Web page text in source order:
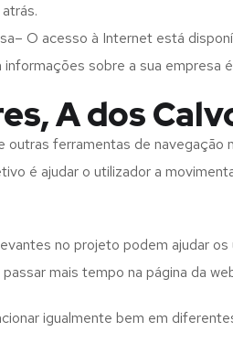
O acesso à Internet está
sobre a sua
A dos
ferramentas de navegação
é ajudar o utilizador a
no projeto podem ajudar
mais tempo na página da
igualmente bem em